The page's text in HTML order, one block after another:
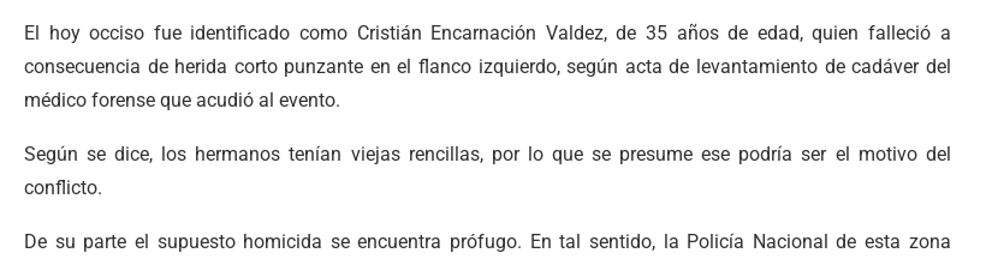
El hoy occiso fue identificado como Cristián Encarnación Valdez, de 35 años de edad, quien falleció a
consecuencia de herida corto punzante en el flanco izquierdo, según acta de levantamiento de cadáver del
médico forense que acudió al evento.
Según se dice, los hermanos tenían viejas rencillas, por lo que se presume ese podría ser el motivo del
conflicto.
De su parte el supuesto homicida se encuentra prófugo. En tal sentido, la Policía Nacional de esta zona